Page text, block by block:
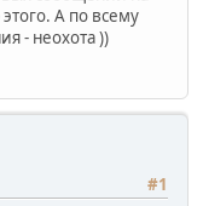
А по всему
- неохота ))
#1